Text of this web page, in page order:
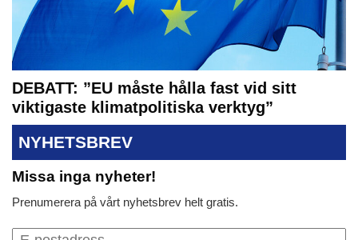
DEBATT: ”EU måste hålla fast vid sitt
viktigaste klimatpolitiska verktyg”
NYHETSBREV
Missa inga nyheter!
Prenumerera på vårt nyhetsbrev helt gratis.